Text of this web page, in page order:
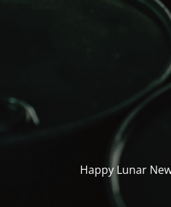
Happy Lunar